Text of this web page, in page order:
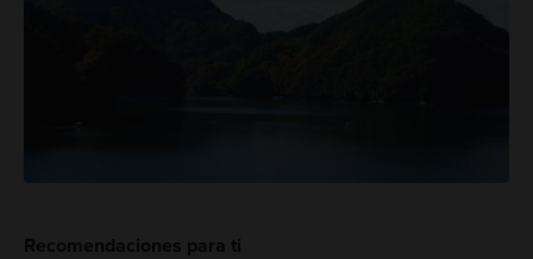
Recomendaciones para ti